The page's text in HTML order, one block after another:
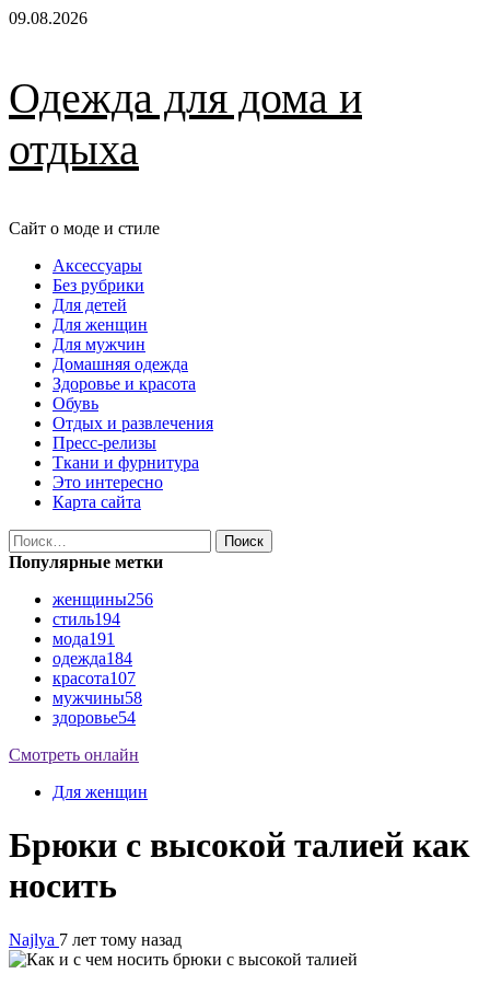
Перейти
09.08.2026
Одежда для дома и
отдыха
Сайт о моде и стиле
Основное
меню
Аксессуары
Без рубрики
Для детей
Для женщин
Для мужчин
Домашняя одежда
Здоровье и красота
Обувь
Отдых и развлечения
Пресс-релизы
Ткани и фурнитура
Это интересно
Карта сайта
Найти:
Популярные метки
женщины256
стиль194
мода191
одежда184
красота107
мужчины58
здоровье54
Смотреть онлайн
Для женщин
Брюки с высокой талией как
носить
Najlya 7 лет тому назад